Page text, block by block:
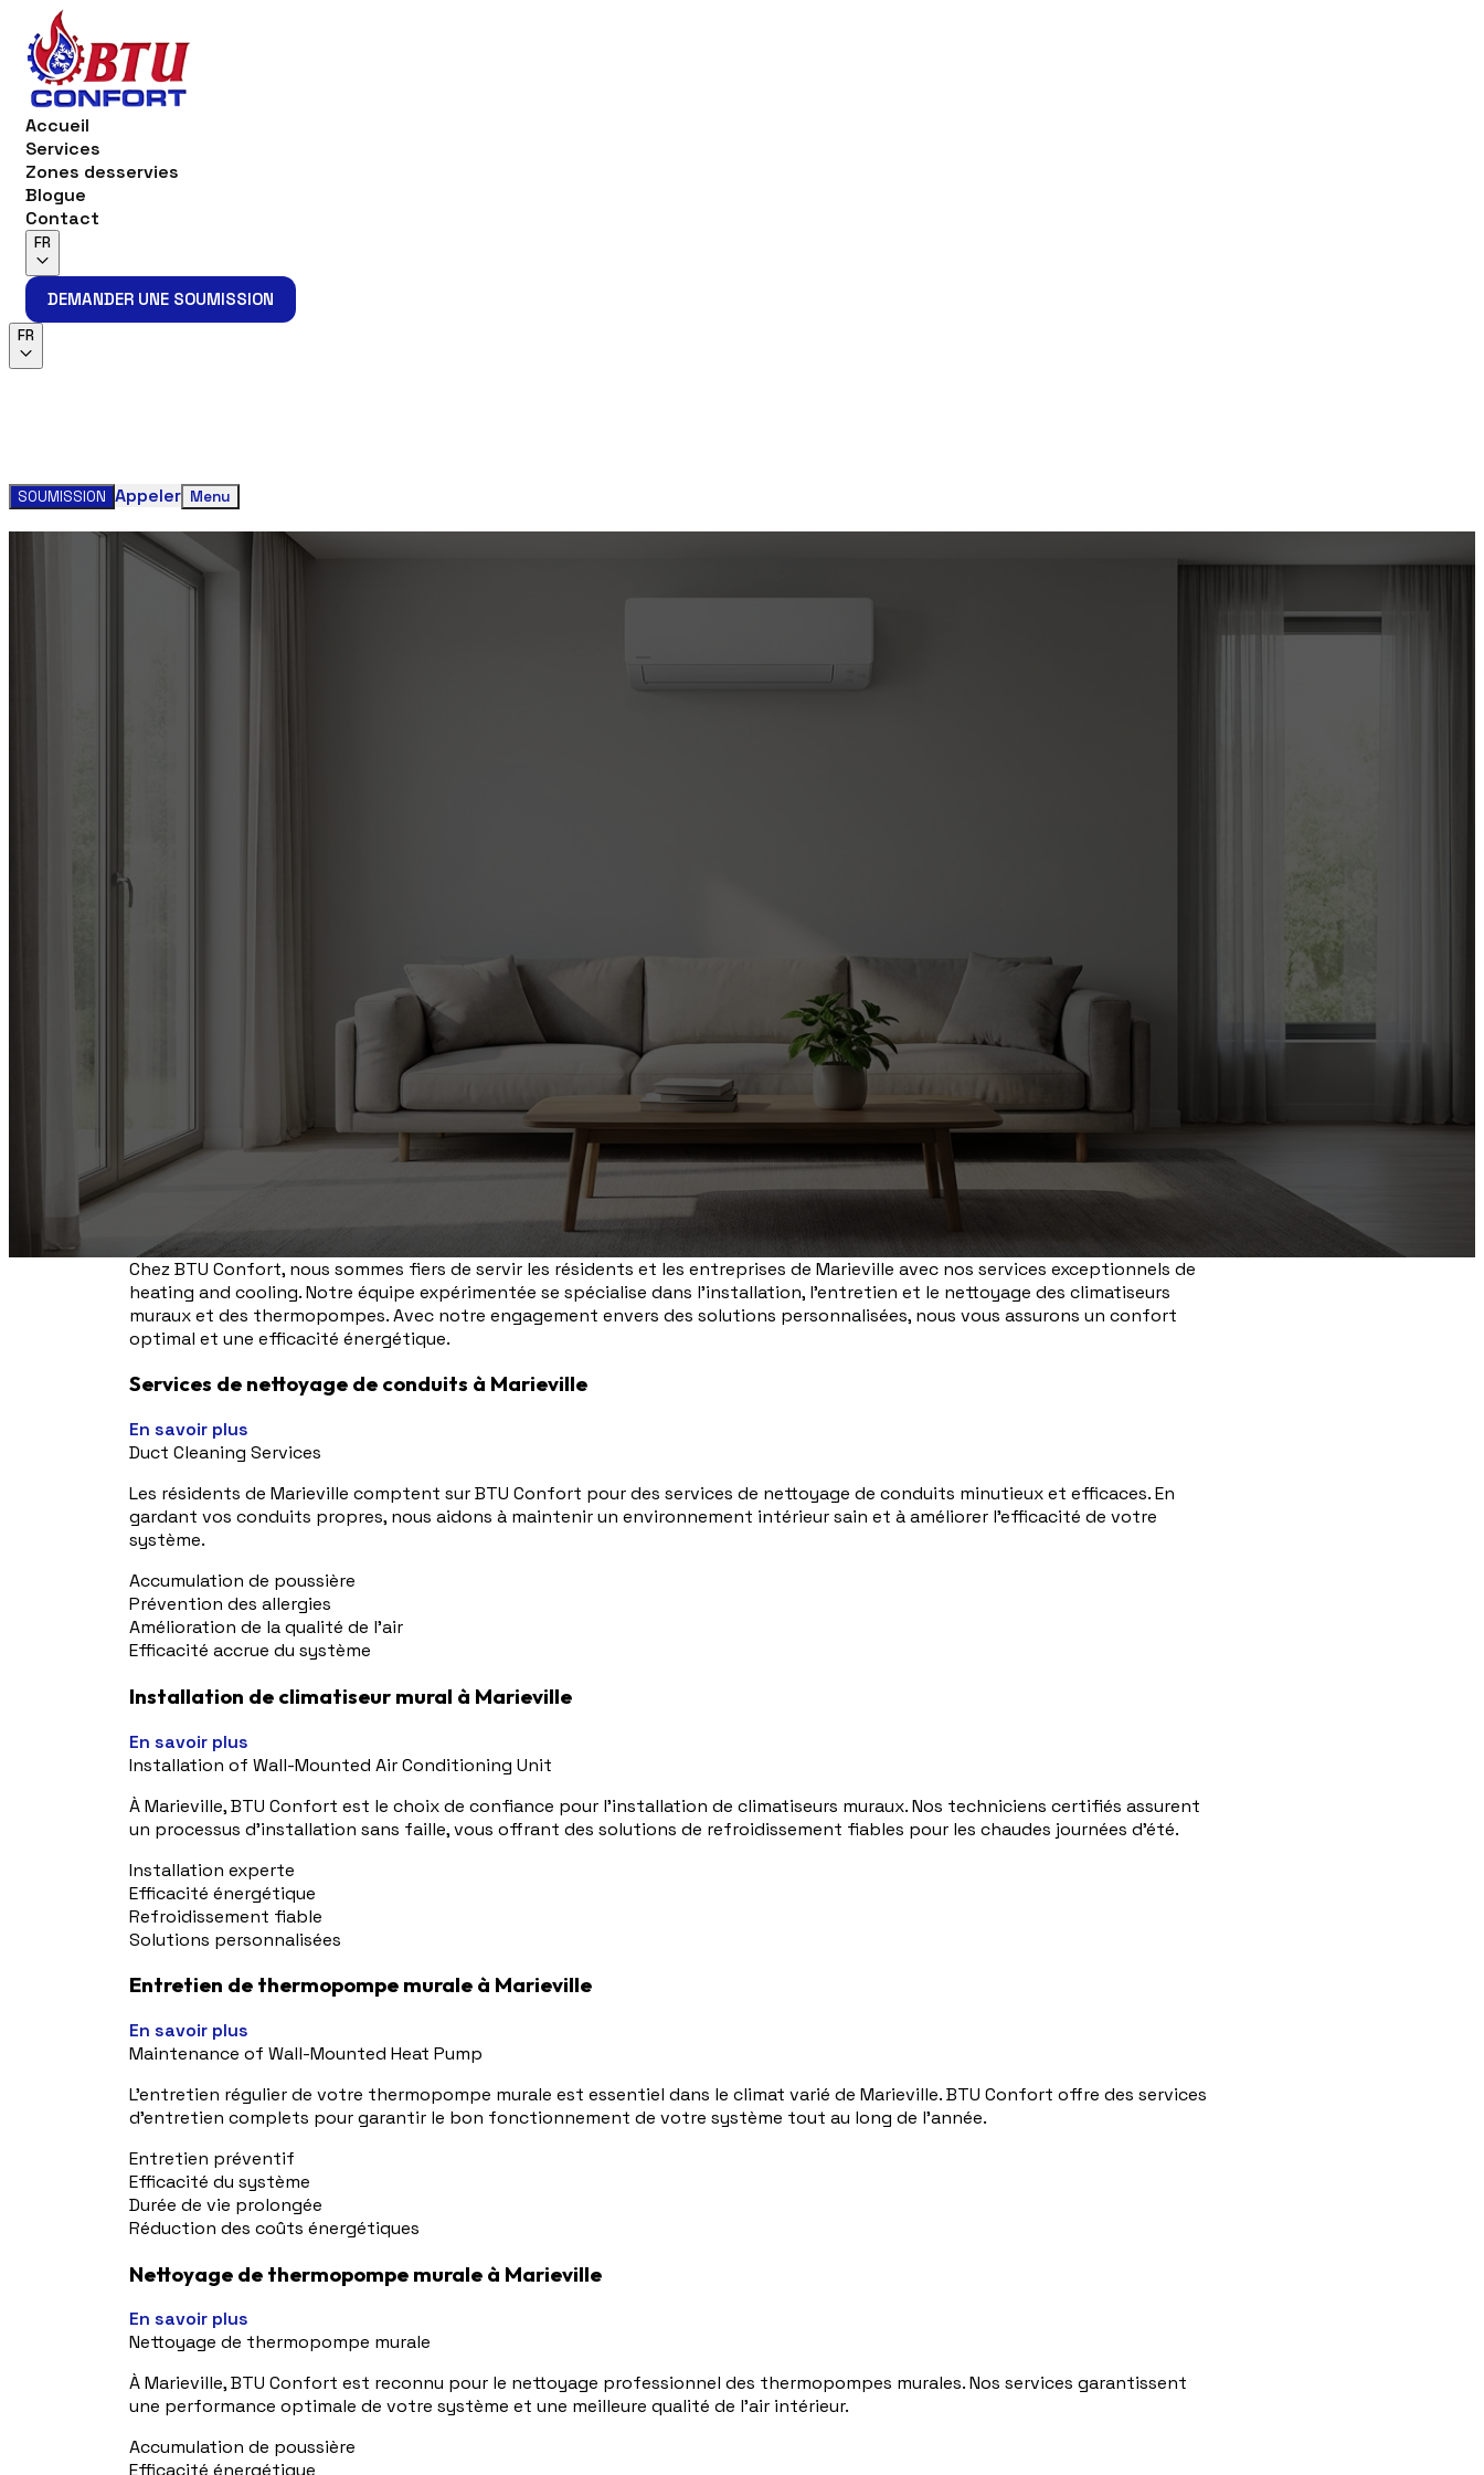
Accueil
Services
Zones desservies
Blogue
Contact
FR
DEMANDER UNE SOUMISSION
DEMANDER UNE SOUMISSION
FR
SOUMISSION Appeler Menu
Contactez-nous aujourd'hui pour un service rapide et facile!
Chez BTU Confort, nous sommes fiers de servir les résidents et les entreprises de Marieville avec nos services exceptionnels de
heating and cooling. Notre équipe expérimentée se spécialise dans l'installation, l'entretien et le nettoyage des climatiseurs
muraux et des thermopompes. Avec notre engagement envers des solutions personnalisées, nous vous assurons un confort
optimal et une efficacité énergétique.
Services de nettoyage de conduits à Marieville
En savoir plus
Duct Cleaning Services
Les résidents de Marieville comptent sur BTU Confort pour des services de nettoyage de conduits minutieux et efficaces. En
gardant vos conduits propres, nous aidons à maintenir un environnement intérieur sain et à améliorer l'efficacité de votre
système.
Accumulation de poussière
Prévention des allergies
Amélioration de la qualité de l'air
Efficacité accrue du système
Installation de climatiseur mural à Marieville
En savoir plus
Installation of Wall-Mounted Air Conditioning Unit
À Marieville, BTU Confort est le choix de confiance pour l'installation de climatiseurs muraux. Nos techniciens certifiés assurent
un processus d'installation sans faille, vous offrant des solutions de refroidissement fiables pour les chaudes journées d'été.
Installation experte
Efficacité énergétique
Refroidissement fiable
Solutions personnalisées
Entretien de thermopompe murale à Marieville
En savoir plus
Maintenance of Wall-Mounted Heat Pump
L'entretien régulier de votre thermopompe murale est essentiel dans le climat varié de Marieville. BTU Confort offre des services
d'entretien complets pour garantir le bon fonctionnement de votre système tout au long de l'année.
Entretien préventif
Efficacité du système
Durée de vie prolongée
Réduction des coûts énergétiques
Nettoyage de thermopompe murale à Marieville
En savoir plus
Nettoyage de thermopompe murale
À Marieville, BTU Confort est reconnu pour le nettoyage professionnel des thermopompes murales. Nos services garantissent
une performance optimale de votre système et une meilleure qualité de l'air intérieur.
Accumulation de poussière